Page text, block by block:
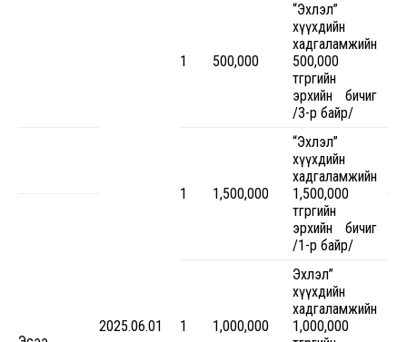
2025.06.01
1 500,000
“Эхлэл”
хүүхдийн
хадгаламжийн
500,000
төгрөгийн
эрхийн бичиг
/3-р байр/
1 1,500,000
“Эхлэл”
хүүхдийн
хадгаламжийн
1,500,000
төгрөгийн
эрхийн бичиг
/1-р байр/
1 1,000,000
Эхлэл”
хүүхдийн
хадгаламжийн
1,000,000